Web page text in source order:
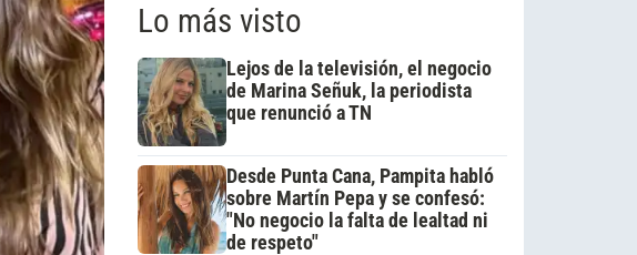
Lo más visto
Lejos de la televisión, el negocio
de Marina Señuk, la periodista
que renunció a TN
Desde Punta Cana, Pampita habló
sobre Martín Pepa y se confesó:
"No negocio la falta de lealtad ni
de respeto"